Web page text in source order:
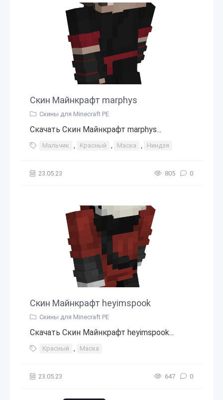
Скин Майнкрафт marphys
Скины для Minecraft PE
Скачать Скин Майнкрафт marphys...
Мальчик , Красный , Маска , Ниндзя
23.05.23 805 0
Скин Майнкрафт heyimspook
Скины для Minecraft PE
Скачать Скин Майнкрафт heyimspook...
Красный , Маска
23.05.23 647 0